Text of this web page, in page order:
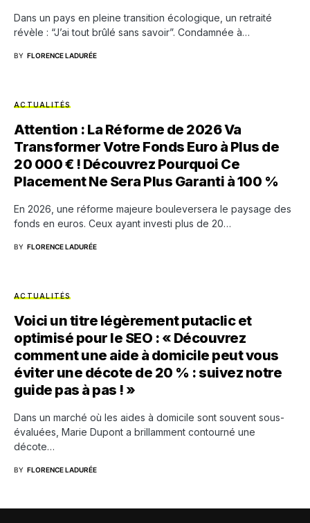
Dans un pays en pleine transition écologique, un retraité
révèle : “J’ai tout brûlé sans savoir”. Condamnée à…
BY FLORENCE LADURÉE
ACTUALITÉS
Attention : La Réforme de 2026 Va
Transformer Votre Fonds Euro à Plus de
20 000 € ! Découvrez Pourquoi Ce
Placement Ne Sera Plus Garanti à 100 %
En 2026, une réforme majeure bouleversera le paysage des
fonds en euros. Ceux ayant investi plus de 20…
BY FLORENCE LADURÉE
ACTUALITÉS
Voici un titre légèrement putaclic et
optimisé pour le SEO : « Découvrez
comment une aide à domicile peut vous
éviter une décote de 20 % : suivez notre
guide pas à pas ! »
Dans un marché où les aides à domicile sont souvent sous-
évaluées, Marie Dupont a brillamment contourné une
décote…
BY FLORENCE LADURÉE